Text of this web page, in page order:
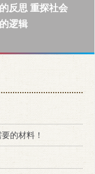
反思 重探社会
逻辑
的材料！